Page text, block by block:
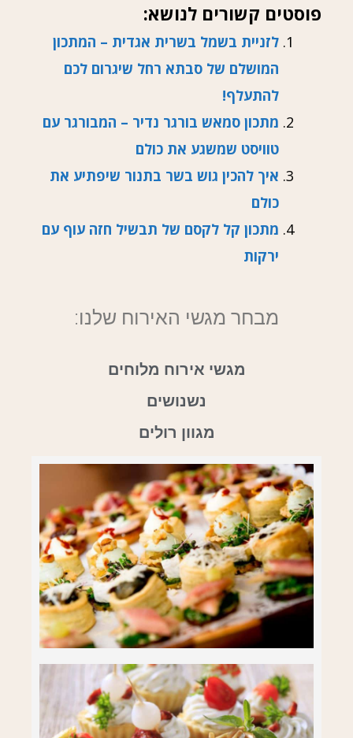
פוסטים קשורים לנושא:
לזניית בשמל בשרית אגדית – המתכון
המושלם של סבתא רחל שיגרום לכם
להתעלף!
מתכון סמאש בורגר נדיר – המבורגר עם
טוויסט שמשגע את כולם
איך להכין גוש בשר בתנור שיפתיע את
כולם
מתכון קל לקסם של תבשיל חזה עוף עם
ירקות
מבחר מגשי האירוח שלנו:
מגשי אירוח מלוחים
נשנושים
מגוון רולים